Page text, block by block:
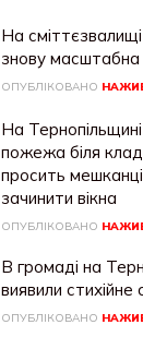
На
знову
ОПУБЛІКОВАНО
На
пожежа біля
просить
зачинити вікна
ОПУБЛІКОВАНО
В громаді на
виявили
ОПУБЛІКОВАНО